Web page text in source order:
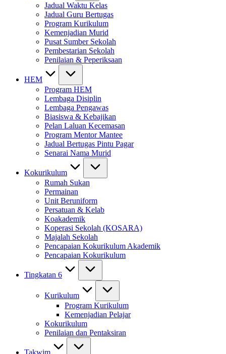
Jadual Waktu Kelas
Jadual Guru Bertugas
Program Kurikulum
Kemenjadian Murid
Pusat Sumber Sekolah
Pembestarian Sekolah
Penilaian & Peperiksaan
HEM
Program HEM
Lembaga Disiplin
Lembaga Pengawas
Biasiswa & Kebajikan
Pelan Laluan Kecemasan
Program Mentor Mantee
Jadual Bertugas Pintu Pagar
Senarai Nama Murid
Kokurikulum
Rumah Sukan
Permainan
Unit Beruniform
Persatuan & Kelab
Koakademik
Koperasi Sekolah (KOSARA)
Majalah Sekolah
Pencapaian Kokurikulum Akademik
Pencapaian Kokurikulum
Tingkatan 6
Kurikulum
Program Kurikulum
Kemenjadian Pelajar
Kokurikulum
Penilaian dan Pentaksiran
Takwim